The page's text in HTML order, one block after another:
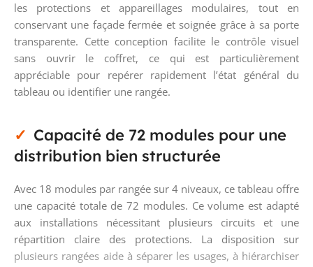
les protections et appareillages modulaires, tout en
conservant une façade fermée et soignée grâce à sa porte
transparente. Cette conception facilite le contrôle visuel
sans ouvrir le coffret, ce qui est particulièrement
appréciable pour repérer rapidement l’état général du
tableau ou identifier une rangée.
Capacité de 72 modules pour une
distribution bien structurée
Avec 18 modules par rangée sur 4 niveaux, ce tableau offre
une capacité totale de 72 modules. Ce volume est adapté
aux installations nécessitant plusieurs circuits et une
répartition claire des protections. La disposition sur
plusieurs rangées aide à séparer les usages, à hiérarchiser